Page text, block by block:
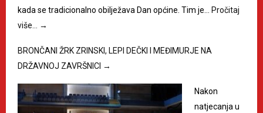
kada se tradicionalno obilježava Dan općine. Tim je…
Pročitaj
više…
→
BRONČANI ŽRK ZRINSKI, LEPI DEČKI I MEĐIMURJE NA
DRŽAVNOJ ZAVRŠNICI →
Nakon
natjecanja u